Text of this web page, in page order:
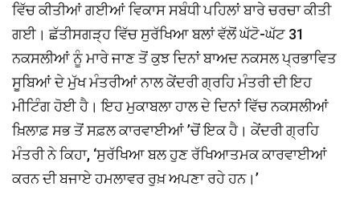
ਵਿੱਚ ਕੀਤੀਆਂ ਗਈਆਂ ਵਿਕਾਸ ਸਬੰਧੀ ਪਹਿਲਾਂ ਬਾਰੇ ਚਰਚਾ ਕੀਤੀ
ਗਈ। ਛੱਤੀਸਗੜ੍ਹ ਵਿੱਚ ਸੁਰੱਖਿਆ ਬਲਾਂ ਵੱਲੋਂ ਘੱਟੋ-ਘੱਟ 31
ਨਕਸਲੀਆਂ ਨੂੰ ਮਾਰੇ ਜਾਣ ਤੋਂ ਕੁਝ ਦਿਨਾਂ ਬਾਅਦ ਨਕਸਲ ਪ੍ਰਭਾਵਿਤ
ਸੂਬਿਆਂ ਦੇ ਮੁੱਖ ਮੰਤਰੀਆਂ ਨਾਲ ਕੇਂਦਰੀ ਗ੍ਰਹਿ ਮੰਤਰੀ ਦੀ ਇਹ
ਮੀਟਿੰਗ ਹੋਈ ਹੈ। ਇਹ ਮੁਕਾਬਲਾ ਹਾਲ ਦੇ ਦਿਨਾਂ ਵਿੱਚ ਨਕਸਲੀਆਂ
ਖ਼ਿਲਾਫ਼ ਸਭ ਤੋਂ ਸਫ਼ਲ ਕਾਰਵਾਈਆਂ ’ਚੋਂ ਇਕ ਹੈ। ਕੇਂਦਰੀ ਗ੍ਰਹਿ
ਮੰਤਰੀ ਨੇ ਕਿਹਾ, ‘ਸੁਰੱਖਿਆ ਬਲ ਹੁਣ ਰੱਖਿਆਤਮਕ ਕਾਰਵਾਈਆਂ
ਕਰਨ ਦੀ ਬਜਾਏ ਹਮਲਾਵਰ ਰੁਖ਼ ਅਪਣਾ ਰਹੇ ਹਨ।’